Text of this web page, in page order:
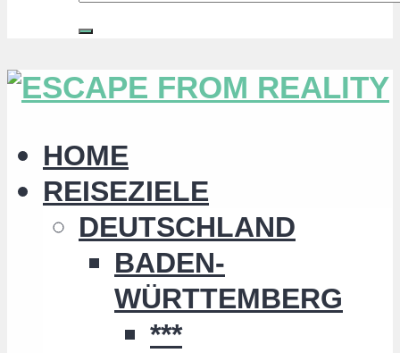
HOME
REISEZIELE
DEUTSCHLAND
BADEN-
WÜRTTEMBERG
***